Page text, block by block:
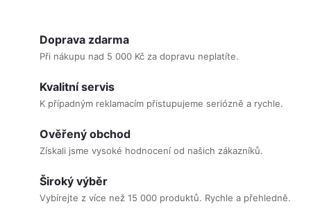
Doprava zdarma
Při nákupu nad 5 000 Kč za dopravu neplatíte.
Kvalitní servis
K případným reklamacím přistupujeme seriózně a rychle.
Ověřený obchod
Získali jsme vysoké hodnocení od našich zákazníků.
Široký výběr
Vybírejte z více než 15 000 produktů. Rychle a přehledně.